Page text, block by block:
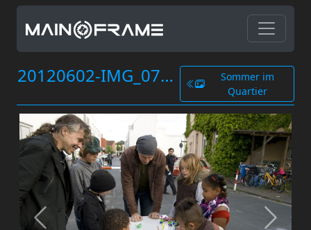
20120602-IMG_0771.jpg
Sommer im
Quartier